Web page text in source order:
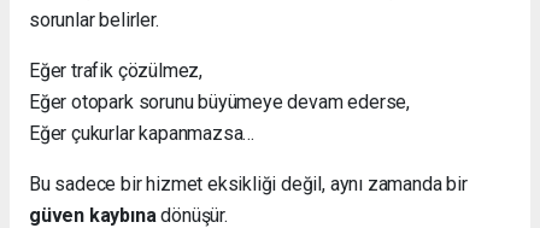
sorunlar belirler.
Eğer trafik çözülmez,
Eğer otopark sorunu büyümeye devam ederse,
Eğer çukurlar kapanmazsa…
Bu sadece bir hizmet eksikliği değil, aynı zamanda bir
güven kaybına dönüşür.